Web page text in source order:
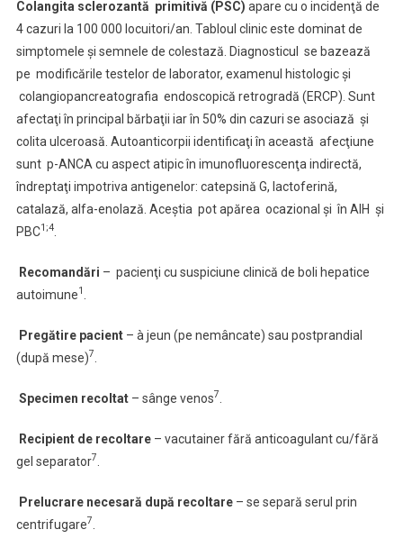
Colangita sclerozantă primitivă (PSC) apare cu o incidenţă de
4 cazuri la 100 000 locuitori/an. Tabloul clinic este dominat de
simptomele şi semnele de colestază. Diagnosticul se bazează
pe modificările testelor de laborator, examenul histologic şi
colangiopancreatografia endoscopică retrogradă (ERCP). Sunt
afectaţi în principal bărbaţii iar în 50% din cazuri se asociază şi
colita ulceroasă. Autoanticorpii identificaţi în această afecţiune
sunt p-ANCA cu aspect atipic în imunofluorescenţa indirectă,
îndreptaţi impotriva antigenelor: catepsină G, lactoferină,
catalază, alfa-enolază. Aceştia pot apărea ocazional şi în AIH şi
PBC1;4.
Recomandări – pacienţi cu suspiciune clinică de boli hepatice
autoimune1
Pregătire pacient – à jeun (pe nemâncate) sau postprandial
(după mese)7
Specimen recoltat – sânge venos7
Recipient de recoltare – vacutainer fără anticoagulant cu/fără
gel separator7
Prelucrare necesară după recoltare – se separă serul prin
centrifugare7